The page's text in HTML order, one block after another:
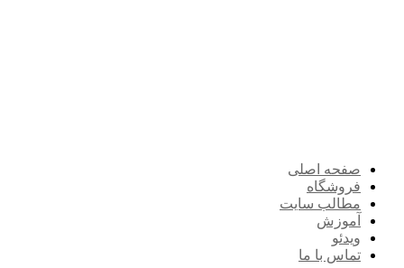
صفحه اصلی
فروشگاه
مطالب سایت
آموزش
ویدئو
تماس با ما